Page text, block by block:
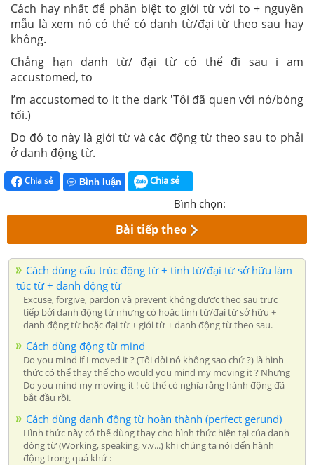
Cách hay nhất để phân biệt to giới từ với to + nguyên
mẫu là xem nó có thể có danh từ/đại từ theo sau hay
không.
Chẳng hạn danh từ/ đại từ có thể đi sau i am
accustomed, to
I’m accustomed to it the dark 'Tôi đã quen với nó/bóng
tối.)
Do đó to này là giới từ và các động từ theo sau to phải
ở danh động từ.
Chia sẻ Bình luận Chia sẻ
Bình chọn:
Bài tiếp theo
Cách dùng cấu trúc động từ + tính từ/đại từ sở hữu làm
túc từ + danh động từ
Excuse, forgive, pardon và prevent không được theo sau trực
tiếp bởi danh động từ nhưng có hoặc tính từ/đại từ sở hữu +
danh động từ hoặc đại từ + giới từ + danh động từ theo sau.
Cách dùng động từ mind
Do you mind if I moved it ? (Tôi dời nó không sao chứ ?) là hình
thức có thể thay thế cho would you mind my moving it ? Nhưng
Do you mind my moving it ! có thể có nghĩa rằng hành động đã
bắt đầu rồi.
Cách dùng danh động từ hoàn thành (perfect gerund)
Hình thức này có thể dùng thay cho hình thức hiện tại của danh
động từ (Working, speaking, v.v...) khi chúng ta nói đến hành
động trong quá khứ :